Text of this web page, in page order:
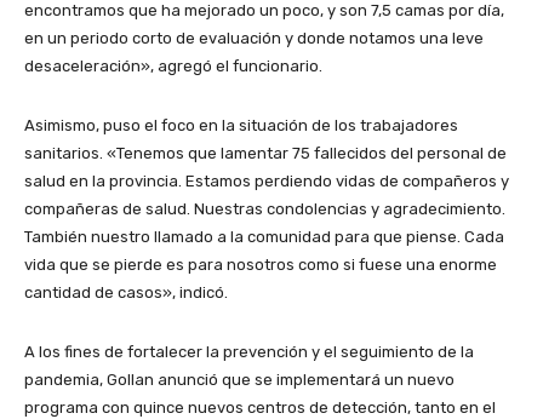
encontramos que ha mejorado un poco, y son 7,5 camas por día,
en un periodo corto de evaluación y donde notamos una leve
desaceleración», agregó el funcionario.
Asimismo, puso el foco en la situación de los trabajadores
sanitarios. «Tenemos que lamentar 75 fallecidos del personal de
salud en la provincia. Estamos perdiendo vidas de compañeros y
compañeras de salud. Nuestras condolencias y agradecimiento.
También nuestro llamado a la comunidad para que piense. Cada
vida que se pierde es para nosotros como si fuese una enorme
cantidad de casos», indicó.
A los fines de fortalecer la prevención y el seguimiento de la
pandemia, Gollan anunció que se implementará un nuevo
programa con quince nuevos centros de detección, tanto en el